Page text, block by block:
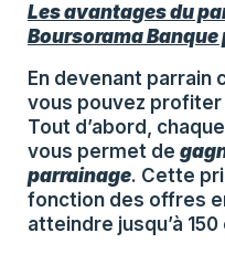
Les avantages du
Boursorama
En devenant parrain
vous pouvez
Tout d’abord,
vous permet de
parrainage. Cette
fonction des offres
atteindre jusqu’à